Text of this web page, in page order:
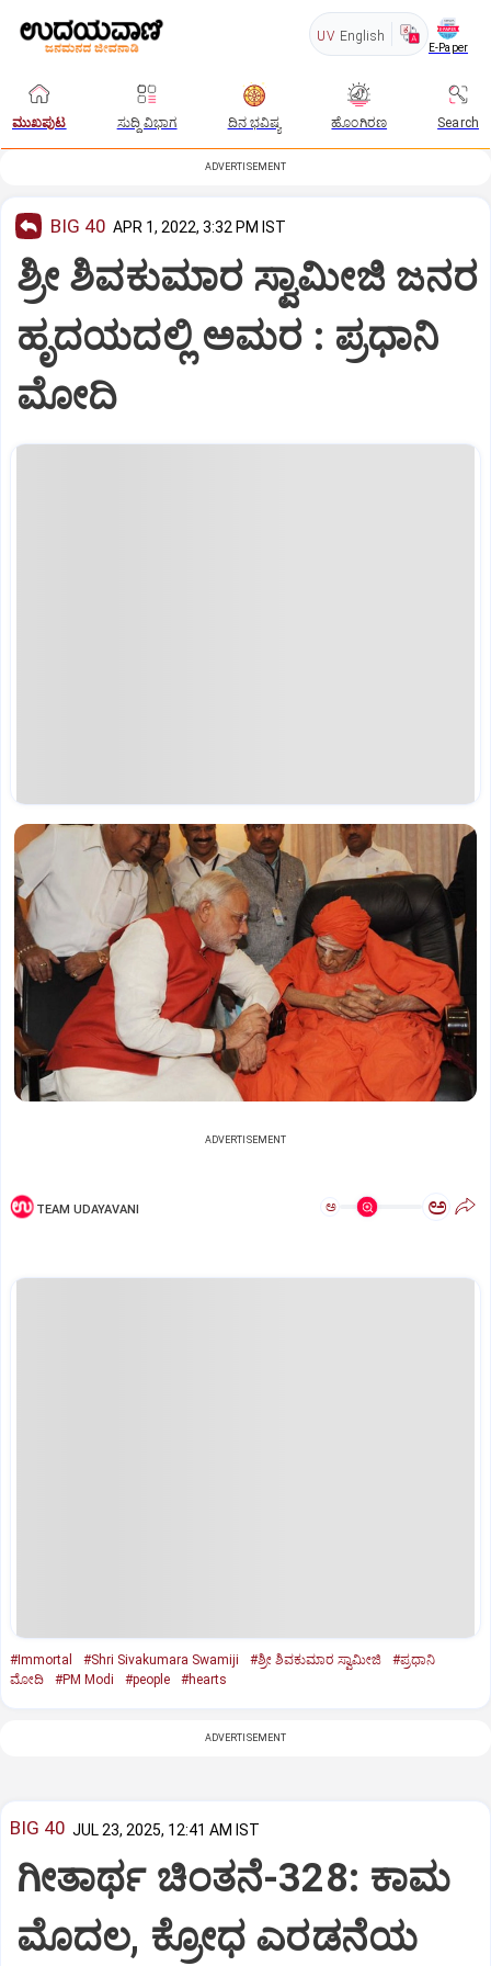
UV English
E-Paper
ಮುಖಪುಟ ಸುದ್ದಿ ವಿಭಾಗ ದಿನ ಭವಿಷ್ಯ ಹೊಂಗಿರಣ Search
ADVERTISEMENT
BIG 40 APR 1, 2022, 3:32 PM IST
ಶ್ರೀ ಶಿವಕುಮಾರ ಸ್ವಾಮೀಜಿ ಜನರ
ಹೃದಯದಲ್ಲಿ ಅಮರ : ಪ್ರಧಾನಿ
ಮೋದಿ
ADVERTISEMENT
TEAM UDAYAVANI ಅ ಅ
#Immortal #Shri Sivakumara Swamiji #ಶ್ರೀ ಶಿವಕುಮಾರ ಸ್ವಾಮೀಜಿ
#ಪ್ರಧಾನಿ
ಮೋದಿ
#PM Modi #people #hearts
ADVERTISEMENT
BIG 40 JUL 23, 2025, 12:41 AM IST
ಗೀತಾರ್ಥ ಚಿಂತನೆ-328: ಕಾಮ
ಮೊದಲ, ಕ್ರೋಧ ಎರಡನೆಯ